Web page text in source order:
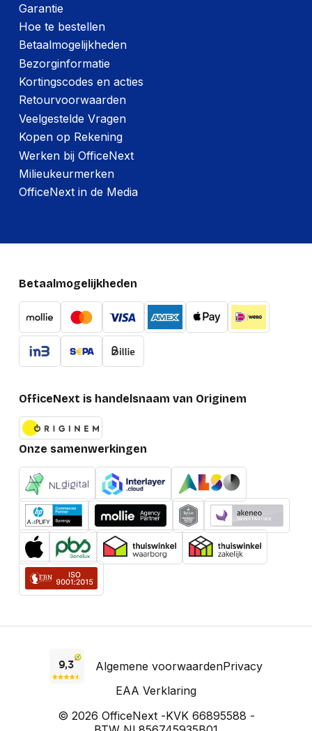
Garantie
Hoe te bestellen
Betaalmogelijkheden
Bezorginformatie
Kortingscodes en acties
Retourvoorwaarden
Veelgestelde Vragen
Kopen op Rekening
Werken bij OfficeNext
Milieukeurmerken
OfficeNext in de Media
Betaalmogelijkheden
OfficeNext is handelsnaam van Originem
Onze samenwerkingen
Algemene voorwaardenPrivacy
EAA Verklaring
© 2026 OfficeNext -KVK 66895588 -